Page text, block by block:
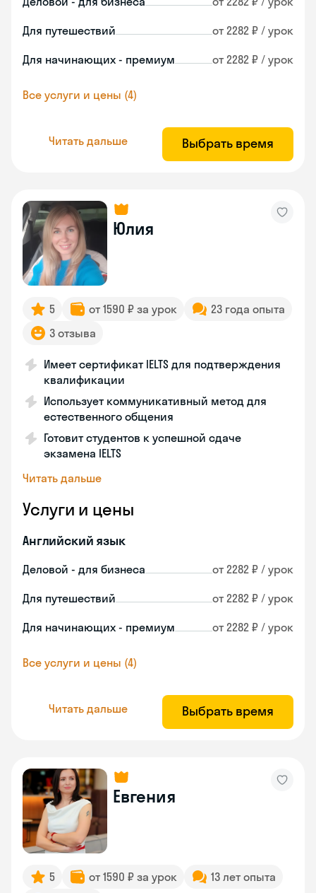
Для путешествий от 2282 ₽ / урок
Для начинающих - премиум от 2282 ₽ / урок
Все услуги и цены (4)
Читать дальше Выбрать время
Юлия
5 от 1590 ₽ за урок
23 года опыта
3 отзыва
Имеет сертификат IELTS для подтверждения
квалификации
Использует коммуникативный метод для
естественного общения
Готовит студентов к успешной сдаче
экзамена IELTS
Читать дальше
Услуги и цены
Английский язык
Деловой - для бизнеса от 2282 ₽ / урок
Для путешествий от 2282 ₽ / урок
Для начинающих - премиум от 2282 ₽ / урок
Все услуги и цены (4)
Читать дальше Выбрать время
Евгения
5 от 1590 ₽ за урок
13 лет опыта